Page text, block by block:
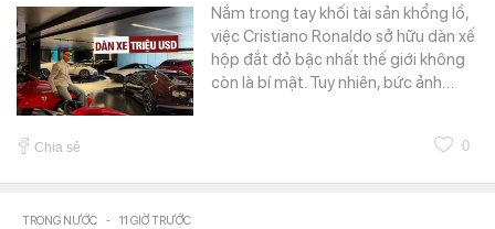
Nắm trong tay khối tài sản khổng lồ,
việc Cristiano Ronaldo sở hữu dàn xế
hộp đắt đỏ bậc nhất thế giới không
còn là bí mật. Tuy nhiên, bức ảnh…
Chia sẻ 0
TRONG NƯỚC - 11 GIỜ TRƯỚC